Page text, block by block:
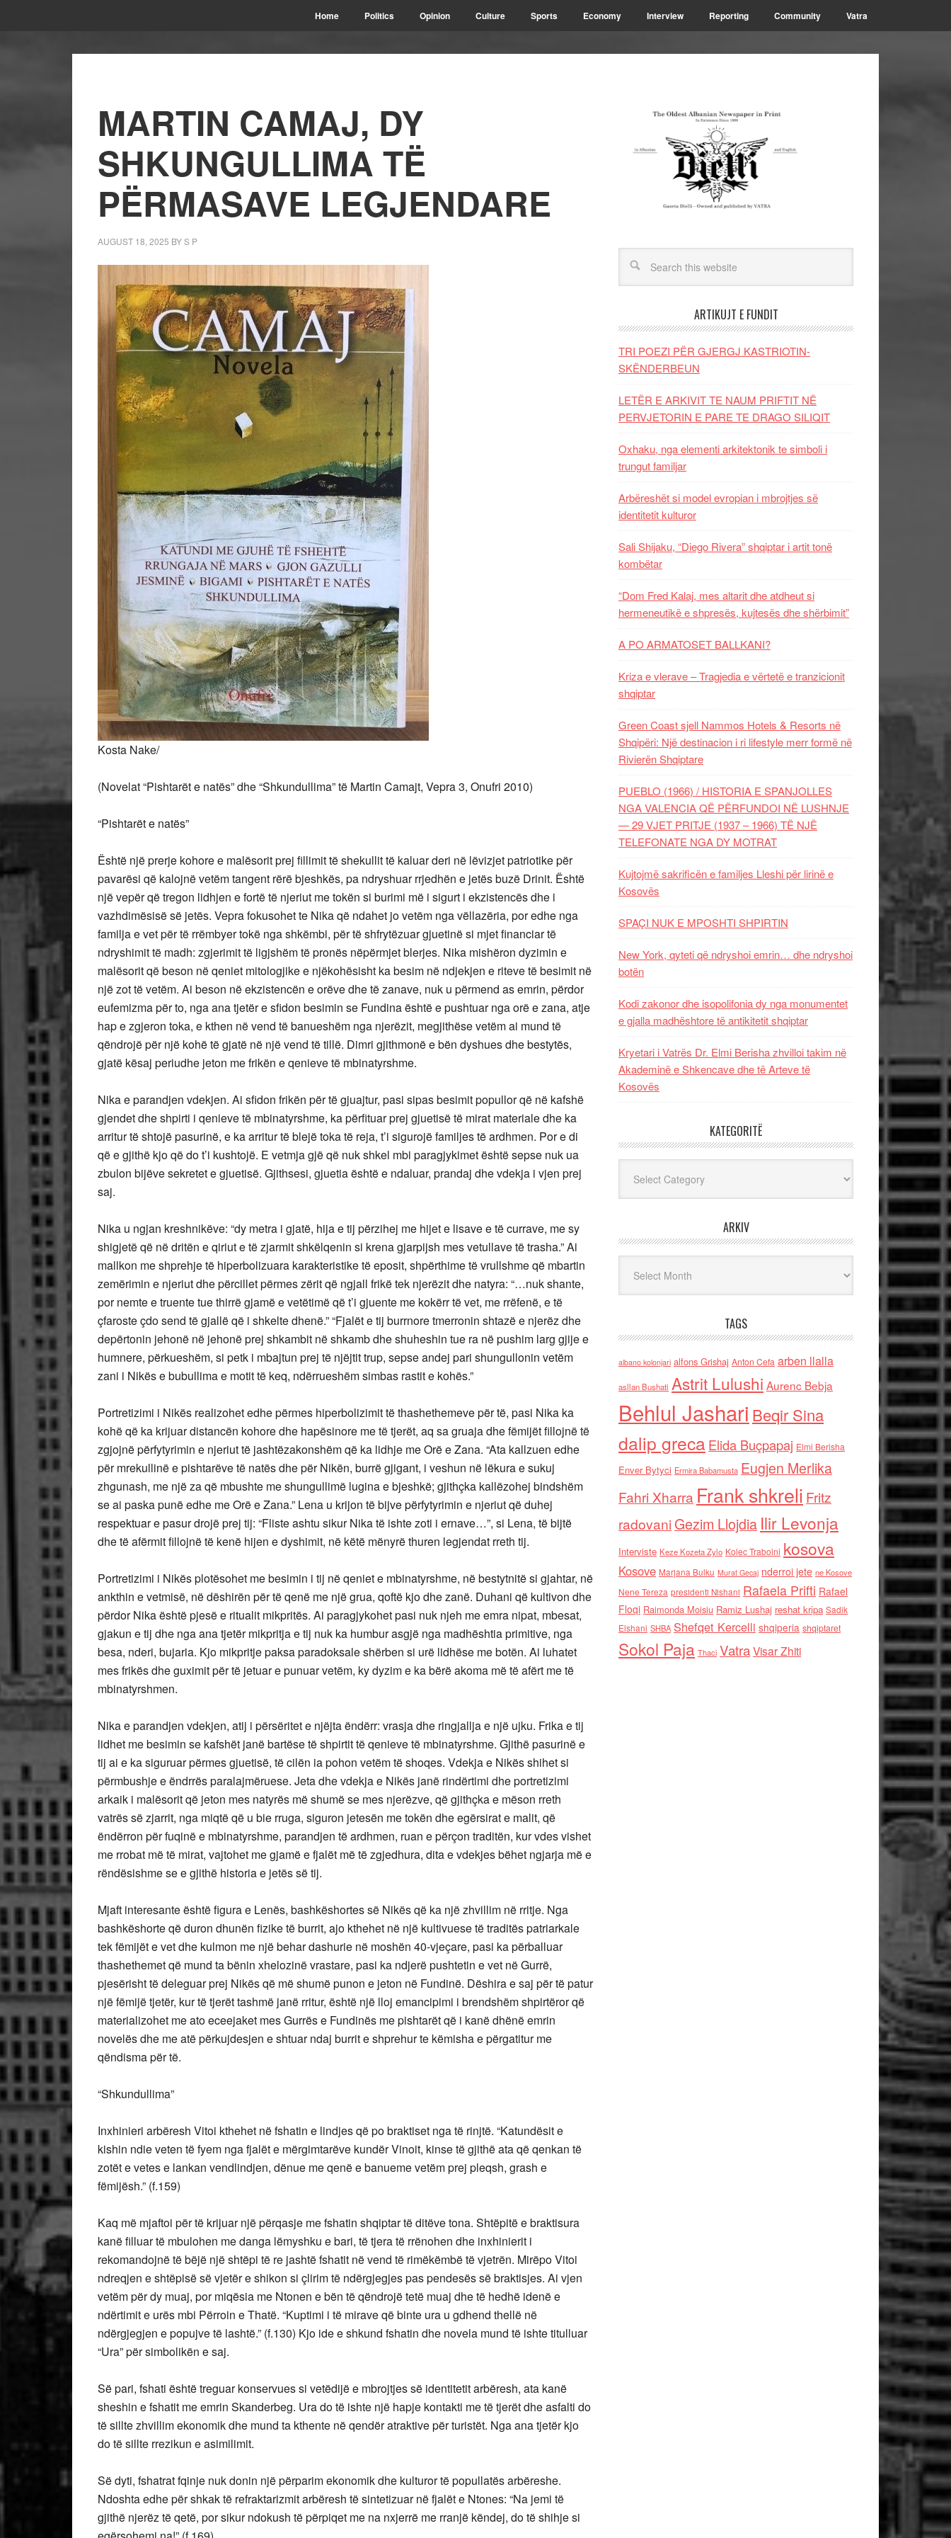
Home Politics Opinion Culture Sports Economy Interview Reporting Community Vatra
MARTIN CAMAJ, DY
SHKUNGULLIMA TË
PËRMASAVE LEGJENDARE
AUGUST 18, 2025 BYS P
Kosta Nake/
(Novelat “Pishtarët e natës” dhe “Shkundullima” të Martin Camajt, Vepra 3, Onufri 2010)
“Pishtarët e natës”
Është një prerje kohore e malësorit prej fillimit të shekullit të kaluar deri në lëvizjet patriotike për
pavarësi që kalojnë vetëm tangent rërë bjeshkës, pa ndryshuar rrjedhën e jetës buzë Drinit. Është
një vepër që tregon lidhjen e fortë të njeriut me tokën si burimi më i sigurt i ekzistencës dhe i
vazhdimësisë së jetës. Vepra fokusohet te Nika që ndahet jo vetëm nga vëllazëria, por edhe nga
familja e vet për të rrëmbyer tokë nga shkëmbi, për të shfrytëzuar gjuetinë si mjet financiar të
ndryshimit të madh: zgjerimit të ligjshëm të pronës nëpërmjet blerjes. Nika mishëron dyzimin e
malësorit që beson në qeniet mitologjike e njëkohësisht ka besim në ndjekjen e riteve të besimit në
një zot të vetëm. Ai beson në ekzistencën e orëve dhe të zanave, nuk u përmend as emrin, përdor
eufemizma për to, nga ana tjetër e sfidon besimin se Fundina është e pushtuar nga orë e zana, atje
hap e zgjeron toka, e kthen në vend të banueshëm nga njerëzit, megjithëse vetëm ai mund të
qëndrojë për një kohë të gjatë në një vend të tillë. Dimri gjithmonë e bën dyshues dhe bestytës,
gjatë kësaj periudhe jeton me frikën e qenieve të mbinatyrshme.
Nika e parandjen vdekjen. Ai sfidon frikën për të gjuajtur, pasi sipas besimit popullor që në kafshë
gjendet dhe shpirti i qenieve të mbinatyrshme, ka përfituar prej gjuetisë të mirat materiale dhe ka
arritur të shtojë pasurinë, e ka arritur të blejë toka të reja, t’i sigurojë familjes të ardhmen. Por e di
që e gjithë kjo që do t’i kushtojë. E vetmja gjë që nuk shkel mbi paragjykimet është sepse nuk ua
zbulon bijëve sekretet e gjuetisë. Gjithsesi, gjuetia është e ndaluar, prandaj dhe vdekja i vjen prej
saj.
Nika u ngjan kreshnikëve: “dy metra i gjatë, hija e tij përzihej me hijet e lisave e të currave, me sy
shigjetë që në dritën e qiriut e të zjarmit shkëlqenin si krena gjarpijsh mes vetullave të trasha.” Ai
mallkon me shprehje të hiperbolizuara karakteristike të eposit, shpërthime të vrullshme që mbartin
zemërimin e njeriut dhe përcillet përmes zërit që ngjall frikë tek njerëzit dhe natyra: “…nuk shante,
por nemte e truente tue thirrë gjamë e vetëtimë që t’i gjuente me kokërr të vet, me rrëfenë, e të
çfaroste çdo send të gjallë që i shkelte dhenë.” “Fjalët e tij burrnore tmerronin shtazë e njerëz dhe
depërtonin jehonë në jehonë prej shkambit në shkamb dhe shuheshin tue ra në pushim larg gjije e
humnere, përkueshëm, si petk i mbajtun prej të njëjtit trup, sepse andej pari shungullonin vetëm
zani i Nikës e bubullima e motit të keq, ndërrueshëm simbas rastit e kohës.”
Portretizimi i Nikës realizohet edhe përmes hiperbolizimit të thashethemeve për të, pasi Nika ka
kohë që ka krijuar distancën kohore dhe hapësinore me të tjerët, aq sa gruaja dhe fëmijët fillojnë të
zgjojnë përfytyrimin e njeriut të jashtëzakonshëm që ka lidhje me Orë e Zana. “Ata kallzuen edhe
për mrekullinë e pishtarëve të natës dhe për Nikën, burrë gjigant, i veshun në lëkura e sukuj
zhgunash, me një za që mbushte me shungullimë lugina e bjeshkë; gjithçka kallëzohej bindshëm
se ai paska punë edhe me Orë e Zana.” Lena u krijon të bijve përfytyrimin e njeriut që duhej
respektuar e pasur drojë prej tij: “Fliste ashtu sikur Nika të ishte zoti i ernave…”, si Lena, të bijtë
dhe të afërmit fillojnë të kenë hijen e dyshimit, në këtë mënyrë thuren legjendat rreth tij.
Portretizimi i Nikës plotësohet me besimin i tij në qeniet e mbinatyrshme, në bestytnitë si gjahtar, në
ankthin e vetmisë, në dëshirën për të qenë me një grua, qoftë kjo dhe zanë. Duhani që kultivon dhe
përdor Nika është pjesë e ritualit mikpritës. Ai paragjykohet pasi nuk njeh me emra nipat, mbesat,
gjakun e tij dhe nga ana tjetër mikpritja e tij nuk ka humbur asgjë nga madhështia primitive, nga
besa, nderi, bujaria. Kjo mikpritje paksa paradoksale shërben si urë lidhëse me botën. Ai luhatet
mes frikës dhe guximit për të jetuar e punuar vetëm, ky dyzim e ka bërë akoma më të afërt me të
mbinatyrshmen.
Nika e parandjen vdekjen, atij i përsëritet e njëjta ëndërr: vrasja dhe ringjallja e një ujku. Frika e tij
lidhet me besimin se kafshët janë bartëse të shpirtit të qenieve të mbinatyrshme. Gjithë pasurinë e
tij ai e ka siguruar përmes gjuetisë, të cilën ia pohon vetëm të shoqes. Vdekja e Nikës shihet si
përmbushje e ëndrrës paralajmëruese. Jeta dhe vdekja e Nikës janë rindërtimi dhe portretizimi
arkaik i malësorit që jeton mes natyrës më shumë se mes njerëzve, që gjithçka e mëson rreth
vatrës së zjarrit, nga miqtë që u bie rruga, siguron jetesën me tokën dhe egërsirat e malit, që
ëndërron për fuqinë e mbinatyrshme, parandjen të ardhmen, ruan e përçon traditën, kur vdes vishet
me rrobat më të mirat, vajtohet me gjamë e fjalët më të zgjedhura, dita e vdekjes bëhet ngjarja më e
rëndësishme se e gjithë historia e jetës së tij.
Mjaft interesante është figura e Lenës, bashkëshortes së Nikës që ka një zhvillim në rritje. Nga
bashkëshorte që duron dhunën fizike të burrit, ajo kthehet në një kultivuese të traditës patriarkale
tek fëmijët e vet dhe kulmon me një behar dashurie në moshën 40-vjeçare, pasi ka përballuar
thashethemet që mund ta bënin xhelozinë vrastare, pasi ka ndjerë pushtetin e vet në Gurrë,
pjesërisht të deleguar prej Nikës që më shumë punon e jeton në Fundinë. Dëshira e saj për të patur
një fëmijë tjetër, kur të tjerët tashmë janë rritur, është një lloj emancipimi i brendshëm shpirtëror që
materializohet me ato eceejaket mes Gurrës e Fundinës me pishtarët që i kanë dhënë emrin
novelës dhe me atë përkujdesjen e shtuar ndaj burrit e shprehur te këmisha e përgatitur me
qëndisma për të.
“Shkundullima”
Inxhinieri arbëresh Vitoi kthehet në fshatin e lindjes që po braktiset nga të rinjtë. “Katundësit e
kishin ndie veten të fyem nga fjalët e mërgimtarëve kundër Vinoit, kinse të gjithë ata që qenkan të
zotët e vetes e lankan vendlindjen, dënue me qenë e banueme vetëm prej pleqsh, grash e
fëmijësh.” (f.159)
Kaq më mjaftoi për të krijuar një përqasje me fshatin shqiptar të ditëve tona. Shtëpitë e braktisura
kanë filluar të mbulohen me danga lëmyshku e bari, të tjera të rrënohen dhe inxhinierit i
rekomandojnë të bëjë një shtëpi të re jashtë fshatit në vend të rimëkëmbë të vjetrën. Mirëpo Vitoi
ndreqjen e shtëpisë së vjetër e shikon si çlirim të ndërgjegjes pas pendesës së braktisjes. Ai vjen
vetëm për dy muaj, por miqësia me Ntonen e bën të qëndrojë tetë muaj dhe të hedhë idenë e
ndërtimit e urës mbi Përroin e Thatë. “Kuptimi i të mirave që binte ura u gdhend thellë në
ndërgjegjen e popujve të lashtë.” (f.130) Kjo ide e shkund fshatin dhe novela mund të ishte titulluar
“Ura” për simbolikën e saj.
Së pari, fshati është treguar konservues si vetëdijë e mbrojtjes së identitetit arbëresh, ata kanë
sheshin e fshatit me emrin Skanderbeg. Ura do të ishte një hapje kontakti me të tjerët dhe asfalti do
të sillte zhvillim ekonomik dhe mund ta kthente në qendër atraktive për turistët. Nga ana tjetër kjo
do të sillte rrezikun e asimilimit.
Së dyti, fshatrat fqinje nuk donin një përparim ekonomik dhe kulturor të popullatës arbëreshe.
Ndoshta edhe për shkak të refraktarizmit arbëresh të sintetizuar në fjalët e Ntones: “Na jemi të
gjithë njerëz të qetë, por sikur ndokush të përpiqet me na nxjerrë me rranjë këndej, do të shihje si
ARTIKUJT E FUNDIT
TRI POEZI PËR GJERGJ KASTRIOTIN-
SKËNDERBEUN
LETËR E ARKIVIT TE NAUM PRIFTIT NË
PERVJETORIN E PARE TE DRAGO SILIQIT
Oxhaku, nga elementi arkitektonik te simboli i
trungut familjar
Arbëreshët si model evropian i mbrojtjes së
identitetit kulturor
Sali Shijaku, “Diego Rivera” shqiptar i artit tonë
kombëtar
“Dom Fred Kalaj, mes altarit dhe atdheut si
hermeneutikë e shpresës, kujtesës dhe shërbimit”
A PO ARMATOSET BALLKANI?
Kriza e vlerave – Tragjedia e vërtetë e tranzicionit
shqiptar
Green Coast sjell Nammos Hotels & Resorts në
Shqipëri: Një destinacion i ri lifestyle merr formë në
Rivierën Shqiptare
PUEBLO (1966) / HISTORIA E SPANJOLLES
NGA VALENCIA QË PËRFUNDOI NË LUSHNJE
— 29 VJET PRITJE (1937 – 1966) TË NJË
TELEFONATE NGA DY MOTRAT
Kujtojmë sakrificën e familjes Lleshi për lirinë e
Kosovës
SPAÇI NUK E MPOSHTI SHPIRTIN
New York, qyteti që ndryshoi emrin… dhe ndryshoi
botën
Kodi zakonor dhe isopolifonia dy nga monumentet
e gjalla madhështore të antikitetit shqiptar
Kryetari i Vatrës Dr. Elmi Berisha zhvilloi takim në
Akademinë e Shkencave dhe të Arteve të
Kosovës
KATEGORITË
ARKIV
TAGS
albano kolonjari alfons Grishaj Anton Cefa arben llalla
asllan Bushati Astrit Lulushi Aurenc Bebja
Behlul Jashari Beqir Sina
dalip grecaElida Buçpapaj Elmi Berisha
Enver Bytyci Ermira Babamusta Eugjen Merlika
Fahri Xharra Frank shkreli Fritz
radovaniGezim Llojdia Ilir Levonja
Interviste Keze Kozeta Zylo Kolec Traboini kosova
Kosove Marjana Bulku Murat Gecaj nderroi jete ne Kosove
Nene Tereza presidenti Nishani Rafaela Prifti Rafael
Floqi Raimonda Moisiu Ramiz Lushaj reshat kripa Sadik
Elshani SHBA Shefqet Kercelli shqiperia shqiptaret
Sokol Paja Thaci VatraVisar Zhiti